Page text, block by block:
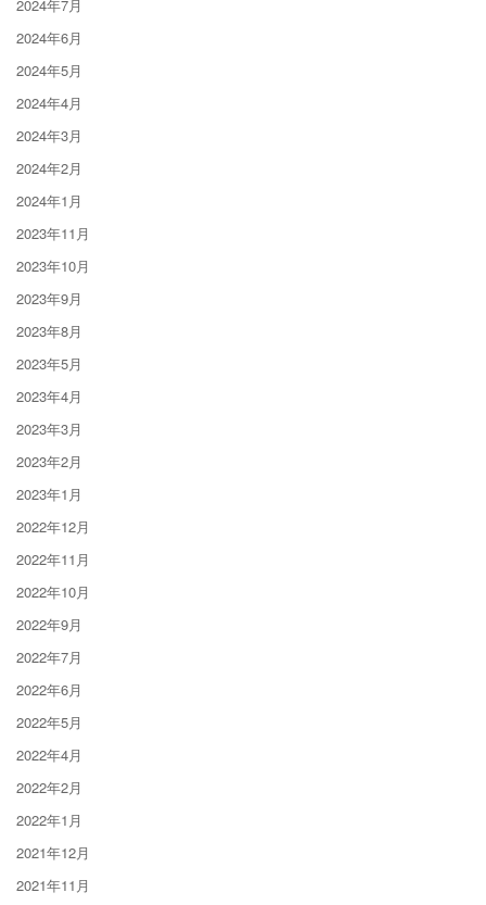
2024年7月
2024年6月
2024年5月
2024年4月
2024年3月
2024年2月
2024年1月
2023年11月
2023年10月
2023年9月
2023年8月
2023年5月
2023年4月
2023年3月
2023年2月
2023年1月
2022年12月
2022年11月
2022年10月
2022年9月
2022年7月
2022年6月
2022年5月
2022年4月
2022年2月
2022年1月
2021年12月
2021年11月